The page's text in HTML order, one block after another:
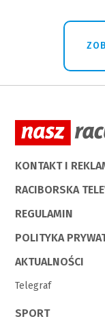
KONTAKT I
RACIBORSKA
REGULAMIN
POLITYKA
AKTUALNOŚCI
Telegraf
SPORT